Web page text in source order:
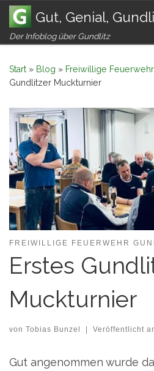
Zum Inhalt springen
Gut, Genial,
Der Infoblog über Gundlitz
Start » Blog » Freiwillige
Gundlitzer Muckturnier
FREIWILLIGE FEUERWEHR
Erstes
Muckturnier
von Tobias Bunzel Veröffentlicht
Gut ange­nom­men wur­de